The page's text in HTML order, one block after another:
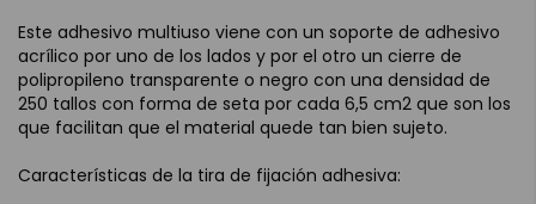
Este adhesivo multiuso viene con un soporte de adhesivo
acrílico por uno de los lados y por el otro un cierre de
polipropileno transparente o negro con una densidad de
250 tallos con forma de seta por cada 6,5 cm2 que son los
que facilitan que el material quede tan bien sujeto.
Características de la tira de fijación adhesiva: